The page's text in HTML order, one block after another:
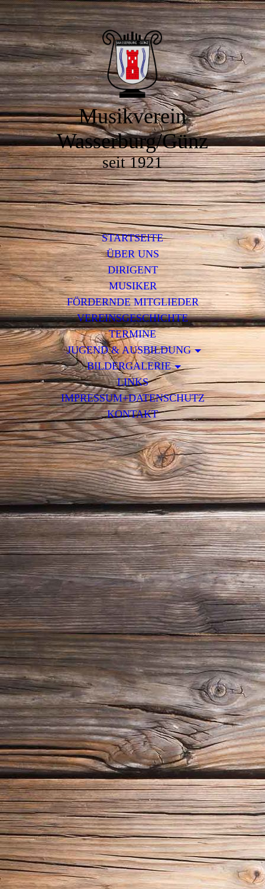
Musikverein
Wasserburg/Günz
seit 1921
STARTSEITE
ÜBER UNS
DIRIGENT
MUSIKER
FÖRDERNDE MITGLIEDER
VEREINSGESCHICHTE
TERMINE
JUGEND & AUSBILDUNG
BILDERGALERIE
LINKS
IMPRESSUM+DATENSCHUTZ
KONTAKT
P1020273